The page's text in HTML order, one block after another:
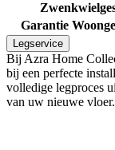
Garantie
Legservice
Bij Azra Home
bij een perfecte
volledige legproces
van uw nieuwe vloer.